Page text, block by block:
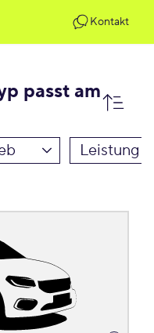
Kontakt
passt am
Leistung